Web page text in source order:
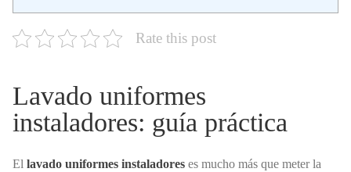
Rate this post
Lavado uniformes
instaladores: guía práctica
El lavado uniformes instaladores es mucho más que meter la